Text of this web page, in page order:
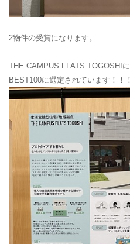
2物件の受賞になります。
THE CAMPUS FLATS TOGOSHIに
BEST100に選定されています！！！